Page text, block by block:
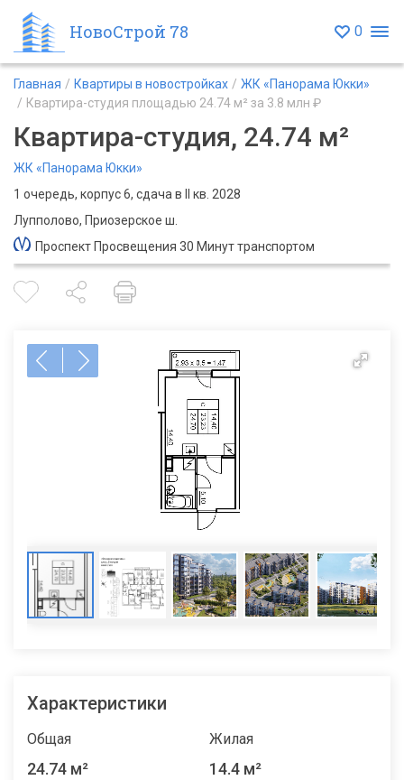
НовоСтрой 78 0
Главная Квартиры в новостройках
ЖК «Панорама Юкки»
Квартира-студия площадью 24.74 м² за 3.8 млн ₽
Квартира-студия, 24.74 м²
ЖК «Панорама Юкки»
1 очередь, корпус 6, сдача в II кв. 2028
Лупполово, Приозерское ш.
Проспект Просвещения 30 Минут транспортом
Характеристики
Общая
24.74 м²
Жилая
14.4 м²